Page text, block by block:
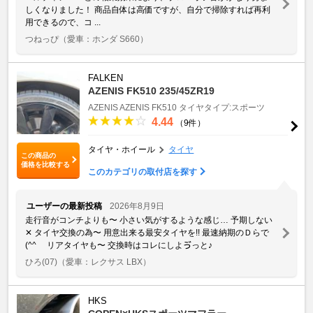
しくなりました！ 商品自体は高価ですが、自分で掃除すれば再利
用できるので、コ ...
つねっぴ（愛車：ホンダ S660）
この商品の
価格を比較する
FALKEN
AZENIS FK510 235/45ZR19
AZENISAZENIS FK510 タイヤタイプ:スポーツ
4.44 （9件）
タイヤ・ホイール タイヤ
このカテゴリの取付店を探す
ユーザーの最新投稿
2026年8月9日
走行音がコンチよりも〜 小さい気がするような感じ… 予期しない
✕ タイヤ交換の為〜 用意出来る最安タイヤを!! 最速納期のＤらで
(^^ゞ リアタイヤも〜 交換時はコレにしよゔっと♪
ひろ(07) （愛車：レクサス LBX）
HKS